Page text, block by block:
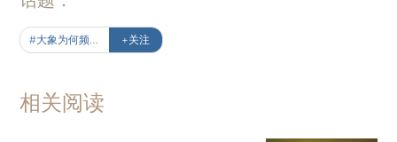
+关注
相关阅读